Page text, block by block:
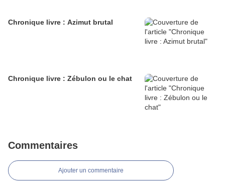
Chronique livre : Azimut brutal
Chronique livre : Zébulon ou le chat
Commentaires
Ajouter un commentaire